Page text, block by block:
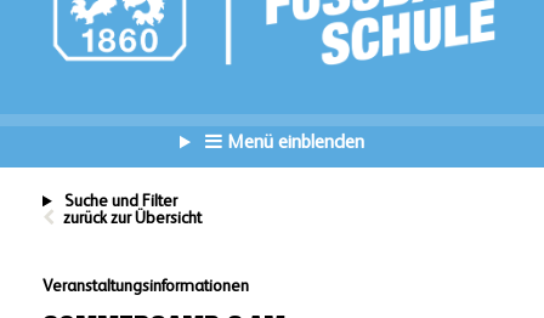
Menü einblenden
Suche und Filter
zurück zur Übersicht
Veranstaltungsinformationen